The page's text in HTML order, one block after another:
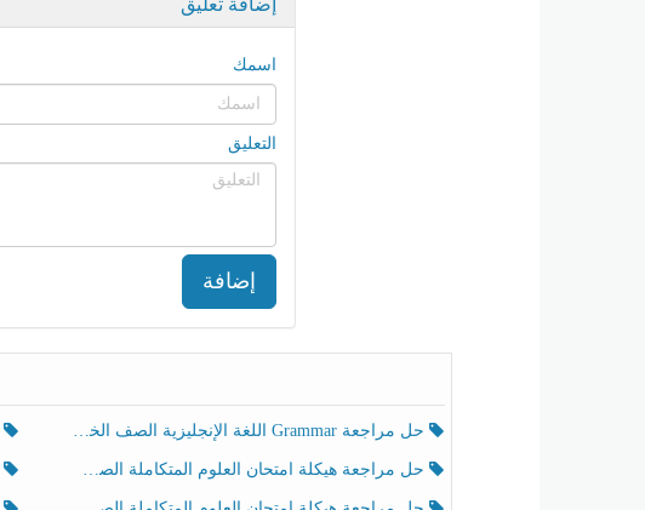
اسمك
التعليق
إضافة
حل مراجعة Grammar اللغة الإنجليزية الصف الخامس الفصل الثالث
حل مراجعة هيكلة امتحان العلوم المتكاملة الصف الخامس انسبير الفصل الثالث